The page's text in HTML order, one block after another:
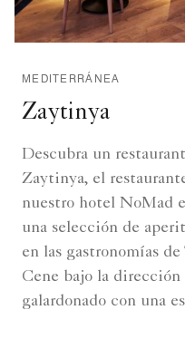
MEDITERRÁNEA
Zaytinya
Descubra un
Zaytinya, el
nuestro hotel NoMad
una selección de
en las gastronomías
Cene bajo la dirección
galardonado con una